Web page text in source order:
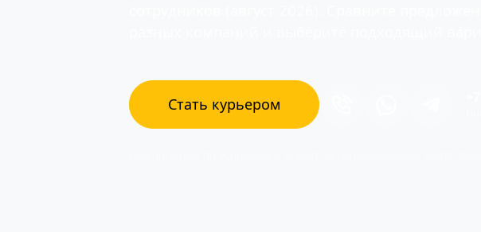
Стать курьером